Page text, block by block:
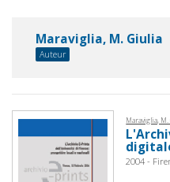
Maraviglia, M. Giulia
Auteur
Maraviglia,
2004 -